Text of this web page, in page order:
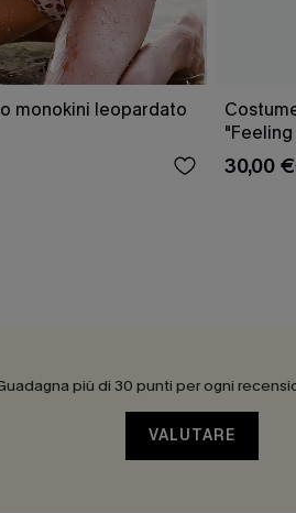
monokini leopardato
30,00 €
più di 30 punti per ogni
VALUTARE